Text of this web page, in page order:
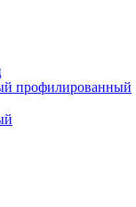
профилированный